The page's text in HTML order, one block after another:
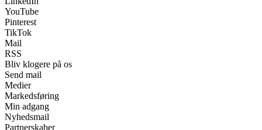
YouTube
Pinterest
TikTok
Mail
RSS
Bliv klogere på os
Send mail
Medier
Markedsføring
Min adgang
Nyhedsmail
Partnerskaber